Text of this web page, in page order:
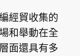
經貿收集的
和舉動在全
面還具有多